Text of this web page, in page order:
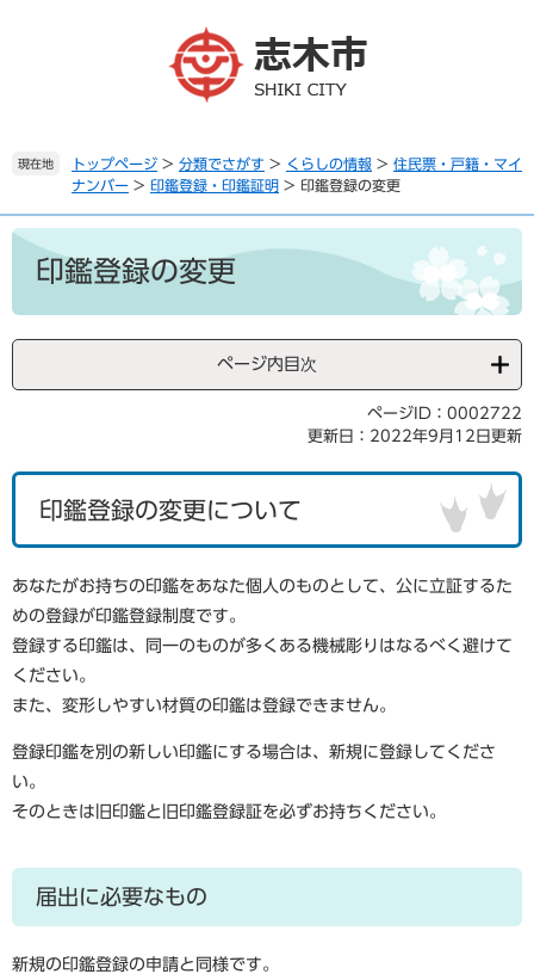
。
て
本
現在地 トップページ > 分類でさがす > くらしの情報 > 住民票・戸籍・マイ
ナンバー > 印鑑登録・印鑑証明 > 印鑑登録の変更
本
印鑑登録の変更
ページ内目次
ページID：0002722
更新日：2022年9月12日更新
印鑑登録の変更について
あなたがお持ちの印鑑をあなた個人のものとして、公に立証するた
めの登録が印鑑登録制度です。
登録する印鑑は、同一のものが多くある機械彫りはなるべく避けて
ください。
また、変形しやすい材質の印鑑は登録できません。
登録印鑑を別の新しい印鑑にする場合は、新規に登録してくださ
い。
そのときは旧印鑑と旧印鑑登録証を必ずお持ちください。
届出に必要なもの
新規の印鑑登録の申請と同様です。